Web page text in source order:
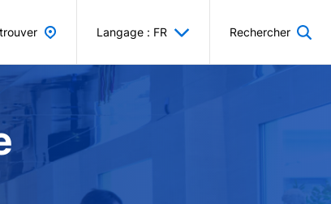
Langage : FR Rechercher